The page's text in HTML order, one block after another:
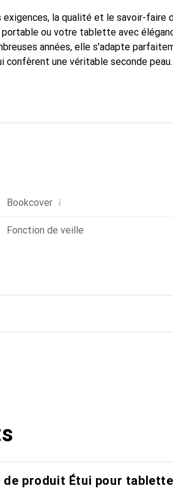
la qualité et le savoir-faire
ou votre tablette avec
années, elle s'adapte
confèrent une véritable seconde
la marque Noreve est un choix
Bookcover i
Fonction de veille
de produit Étui pour tablette